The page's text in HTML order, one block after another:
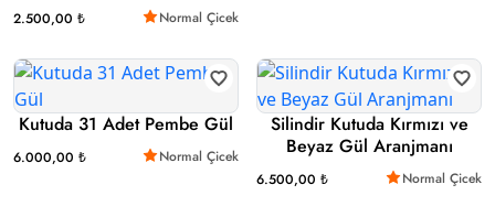
2.500,00 ₺ Normal Çicek
Kutuda 31 Adet Pembe Gül
6.000,00 ₺ Normal Çicek
Silindir Kutuda Kırmızı ve
Beyaz Gül Aranjmanı
6.500,00 ₺ Normal Çicek